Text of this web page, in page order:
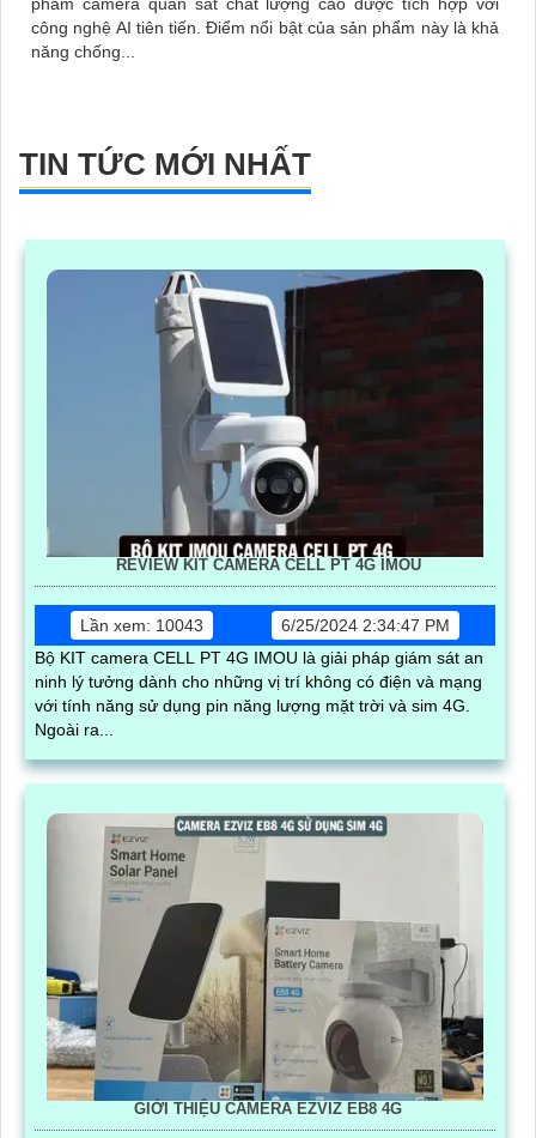
phẩm camera quan sát chất lượng cao được tích hợp với
công nghệ AI tiên tiến. Điểm nổi bật của sản phẩm này là khả
năng chống...
TIN TỨC MỚI NHẤT
REVIEW KIT CAMERA CELL PT 4G IMOU
Lần xem: 10043
6/25/2024 2:34:47 PM
Bộ KIT camera CELL PT 4G IMOU là giải pháp giám sát an
ninh lý tưởng dành cho những vị trí không có điện và mạng
với tính năng sử dụng pin năng lượng mặt trời và sim 4G.
Ngoài ra...
GIỚI THIỆU CAMERA EZVIZ EB8 4G